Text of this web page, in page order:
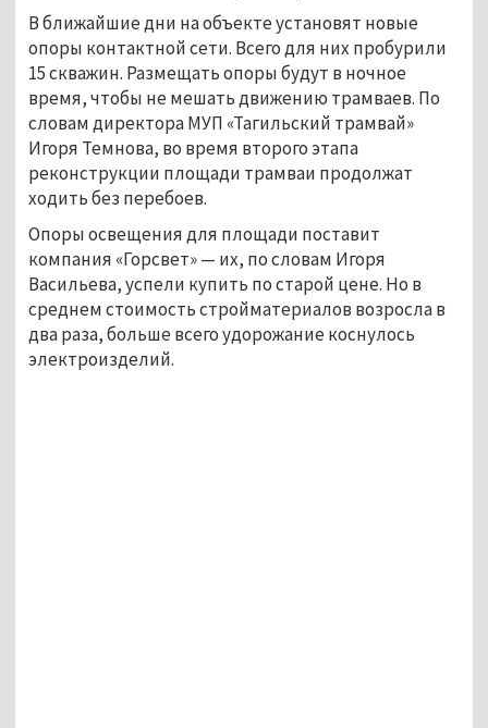
В ближайшие дни на объекте установят новые
опоры контактной сети. Всего для них пробурили
15 скважин. Размещать опоры будут в ночное
время, чтобы не мешать движению трамваев. По
словам директора МУП «Тагильский трамвай»
Игоря Темнова, во время второго этапа
реконструкции площади трамваи продолжат
ходить без перебоев.
Опоры освещения для площади поставит
компания «Горсвет» — их, по словам Игоря
Васильева, успели купить по старой цене. Но в
среднем стоимость стройматериалов возросла в
два раза, больше всего удорожание коснулось
электроизделий.